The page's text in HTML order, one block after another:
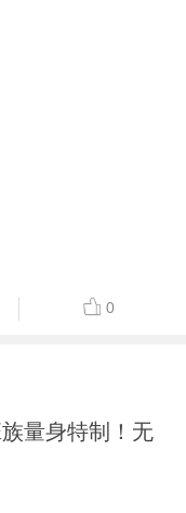
0
量身特制！无